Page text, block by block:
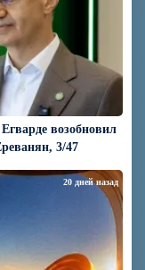
возобновил
3/47
20 дней назад